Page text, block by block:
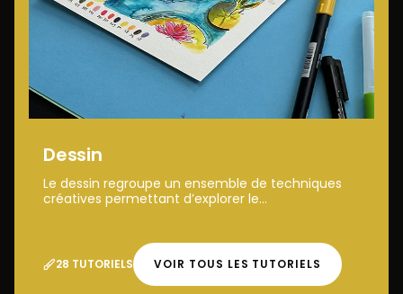
Dessin
Le dessin regroupe un ensemble de techniques
créatives permettant d’explorer le...
28 TUTORIELS VOIR TOUS LES TUTORIELS